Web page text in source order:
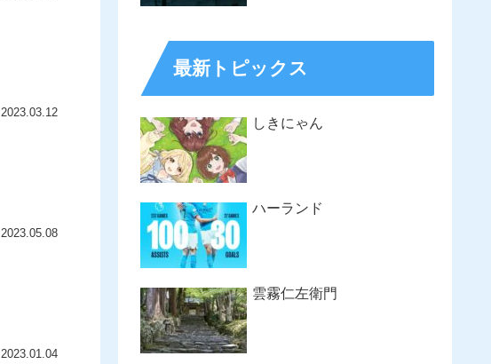
2023.03.12
2023.05.08
2023.01.04
最新トピックス
しきにゃん
ハーランド
雲霧仁左衛門